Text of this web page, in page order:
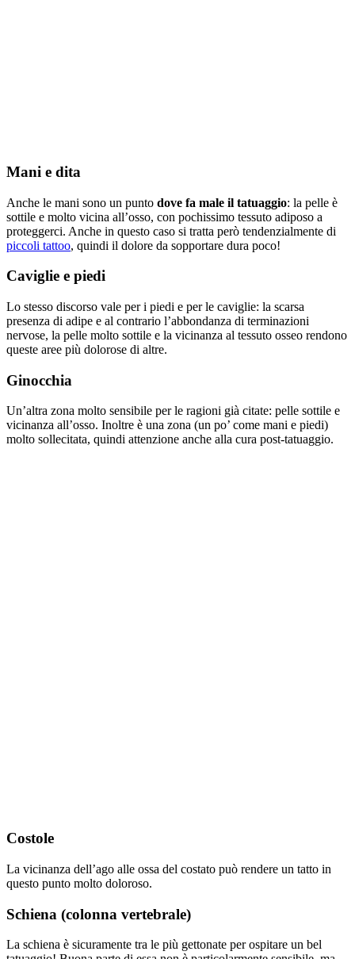
Mani e dita
Anche le mani sono un punto dove fa male il tatuaggio: la pelle è
sottile e molto vicina all’osso, con pochissimo tessuto adiposo a
proteggerci. Anche in questo caso si tratta però tendenzialmente di
piccoli tattoo, quindi il dolore da sopportare dura poco!
Caviglie e piedi
Lo stesso discorso vale per i piedi e per le caviglie: la scarsa
presenza di adipe e al contrario l’abbondanza di terminazioni
nervose, la pelle molto sottile e la vicinanza al tessuto osseo rendono
queste aree più dolorose di altre.
Ginocchia
Un’altra zona molto sensibile per le ragioni già citate: pelle sottile e
vicinanza all’osso. Inoltre è una zona (un po’ come mani e piedi)
molto sollecitata, quindi attenzione anche alla cura post-tatuaggio.
Costole
La vicinanza dell’ago alle ossa del costato può rendere un tatto in
questo punto molto doloroso.
Schiena (colonna vertebrale)
La schiena è sicuramente tra le più gettonate per ospitare un bel